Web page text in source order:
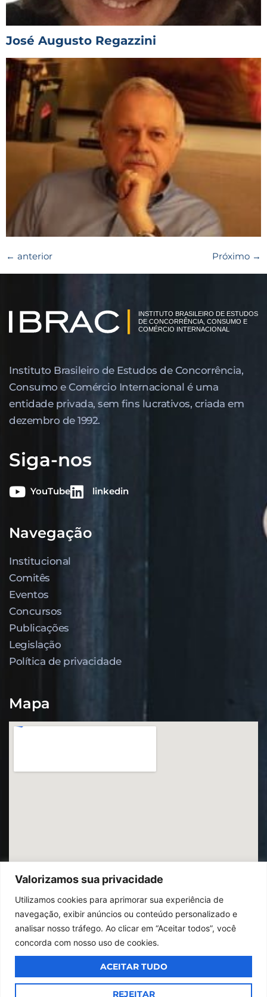
Valorizamos sua privacidade
Utilizamos cookies para aprimorar sua experiência de
navegação, exibir anúncios ou conteúdo personalizado e
analisar nosso tráfego. Ao clicar em “Aceitar todos”, você
concorda com nosso uso de cookies.
REJEITAR
ACEITAR TUDO
José Augusto Regazzini
← anterior Próximo →
Instituto Brasileiro de Estudos de Concor­rência,
Consumo e Comércio Internacional é uma
entidade privada, sem fins lucrativos, criada em
dezembro de 1992.
Siga-nos
YouTube linkedin
Navegação
Institucional
Comitês
Eventos
Concursos
Publicações
Legislação
Política de privacidade
Mapa
Todos os direitos reservados,
Design By Jumps